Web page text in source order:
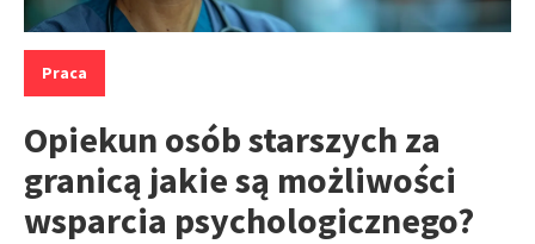
Kategorie:
Praca
Opiekun osób starszych za
granicą jakie są możliwości
wsparcia psychologicznego?